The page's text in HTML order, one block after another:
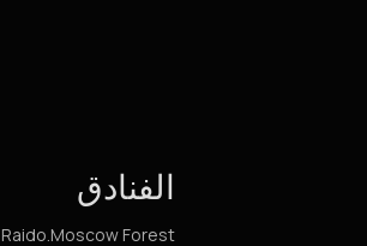
Raido.Moscow Forest
الفنادق